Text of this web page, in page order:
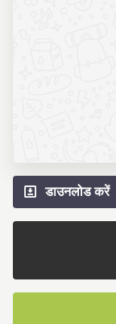
डाउनलोड करें